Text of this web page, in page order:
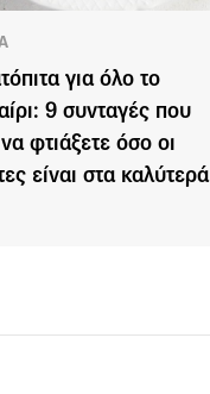
για όλο το
9 συνταγές που
να φτιάξετε όσο οι
είναι στα καλύτερά